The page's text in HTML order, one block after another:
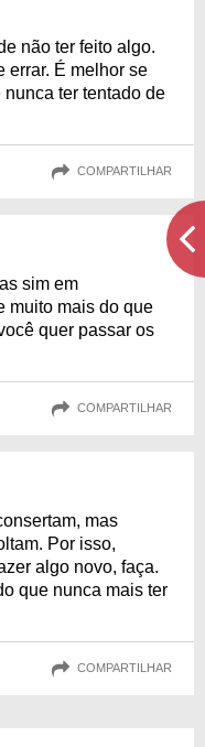
não ter feito algo.
errar. É melhor se
ter tentado de
COMPARTILHAR
sim em
muito mais do que
quer passar os
COMPARTILHAR
mas
Por isso,
algo novo, faça.
que nunca mais ter
COMPARTILHAR